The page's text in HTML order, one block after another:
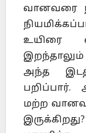
வானவரை
உயிரை
இறந்தாலும்
அந்த
மற்ற